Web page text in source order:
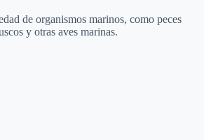
de organismos marinos, como peces
y otras aves marinas.